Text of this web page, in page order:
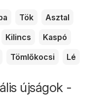
Tök
Asztal
Kilincs
Kaspó
Tömlőkocsi Lé
újságok -